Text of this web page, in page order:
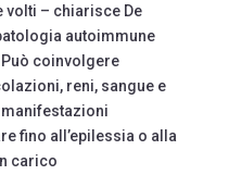
volti – chiarisce De
autoimmune
coinvolgere
reni, sangue e
fino all’epilessia o alla
carico